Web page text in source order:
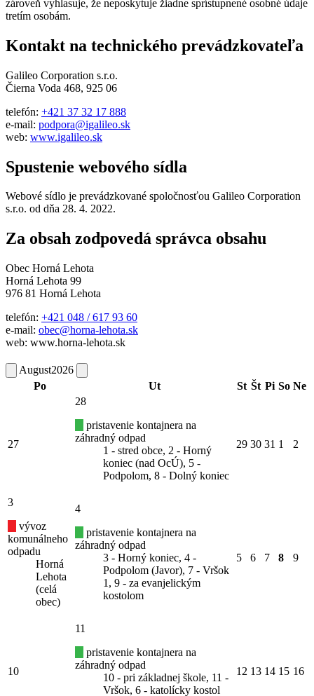
zároveň vyhlasuje, že neposkytuje žiadne sprístupnené osobné údaje
tretím osobám.
Kontakt na technického prevádzkovateľa
Galileo Corporation s.r.o.
Čierna Voda 468, 925 06
telefón: +421 37 32 17 888
e-mail: podpora@igalileo.sk
web: www.igalileo.sk
Spustenie webového sídla
Webové sídlo je prevádzkované spoločnosťou Galileo Corporation
s.r.o. od dňa 28. 4. 2022.
Za obsah zodpovedá správca obsahu
Obec Horná Lehota
Horná Lehota 99
976 81 Horná Lehota
telefón: +421 048 / 617 93 60
e-mail: obec@horna-lehota.sk
web: www.horna-lehota.sk
August2026
Po
Ut St Št Pi So Ne
27
28
pristavenie kontajnera na
záhradný odpad
1 - stred obce, 2 - Horný
koniec (nad OcÚ), 5 -
Podpolom, 8 - Dolný koniec
29 30 31 1 2
3
vývoz
komunálneho
odpadu
Horná
Lehota
(celá
obec)
4
pristavenie kontajnera na
záhradný odpad
3 - Horný koniec, 4 -
Podpolom (Javor), 7 - Vršok
1, 9 - za evanjelickým
kostolom
5 6 7 8 9
10
11
pristavenie kontajnera na
záhradný odpad
10 - pri základnej škole, 11 -
Vršok, 6 - katolícky kostol
12 13 14 15 16